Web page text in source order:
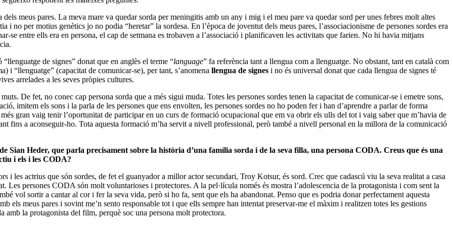
meus pares. La meva mare va quedar sorda per meningitis amb un any i mig i el meu pare va quedar sord per unes febres molt altes
i no per motius genètics jo no podia “heretar” la sordesa. En l’època de joventut dels meus pares, l’associacionisme de persones sordes era
se entre ells era en persona, el cap de setmana es trobaven a l’associació i planificaven les activitats que farien. No hi havia mitjans
de signes” donat que en anglès el terme “language” fa referència tant a llengua com a llenguatge. No obstant, tant en català com
i “llenguatge” (capacitat de comunicar-se), per tant, s’anomena llengua de signes i no és universal donat que cada llengua de signes té
arrelades a les seves pròpies cultures.
De fet, no conec cap persona sorda que a més sigui muda. Totes les persones sordes tenen la capacitat de comunicar-se i emetre sons,
imitem els sons i la parla de les persones que ens envolten, les persones sordes no ho poden fer i han d’aprendre a parlar de forma
gran vaig tenir l’oportunitat de participar en un curs de formació ocupacional que em va obrir els ulls del tot i vaig saber que m’havia de
fins a aconseguir-ho. Tota aquesta formació m’ha servit a nivell professional, però també a nivell personal en la millora de la comunicació
Sian Heder, que parla precisament sobre la història d’una família sorda i de la seva filla, una persona CODA. Creus que és una
i els i les CODA?
i les actrius que són sordes, de fet el guanyador a millor actor secundari, Troy Kotsur, és sord. Crec que cadascú viu la seva realitat a casa
Les persones CODA són molt voluntarioses i protectores. A la pel·lícula només és mostra l’adolescencia de la protagonista i com sent la
vol sortir a cantar al cor i fer la seva vida, però si ho fa, sent que els ha abandonat. Penso que es podria donar perfectament aquesta
els meus pares i sovint me’n sento responsable tot i que ells sempre han intentat preservar-me el màxim i realitzen totes les gestions
amb la protagonista del film, perquè soc una persona molt protectora.